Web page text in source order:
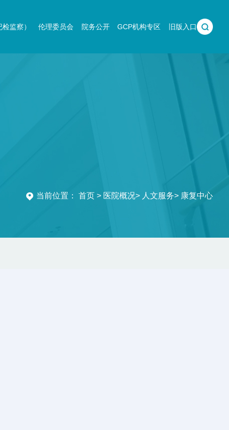
监察） 伦理委员会 院务公开 GCP机构专区 旧版入口
当前位置： 首页 > 医院概况> 人文服务> 康复中心